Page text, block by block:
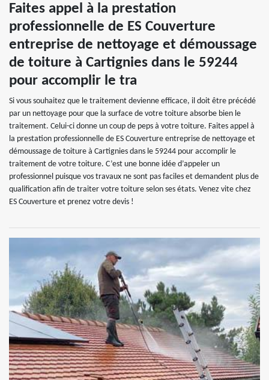
Faites appel à la prestation
professionnelle de ES Couverture
entreprise de nettoyage et démoussage
de toiture à Cartignies dans le 59244
pour accomplir le tra
Si vous souhaitez que le traitement devienne efficace, il doit être précédé
par un nettoyage pour que la surface de votre toiture absorbe bien le
traitement. Celui-ci donne un coup de peps à votre toiture. Faites appel à
la prestation professionnelle de ES Couverture entreprise de nettoyage et
démoussage de toiture à Cartignies dans le 59244 pour accomplir le
traitement de votre toiture. C’est une bonne idée d’appeler un
professionnel puisque vos travaux ne sont pas faciles et demandent plus de
qualification afin de traiter votre toiture selon ses états. Venez vite chez
ES Couverture et prenez votre devis !